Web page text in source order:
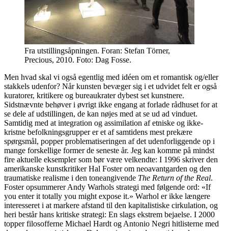
Fra utstillingsåpningen. Foran: Stefan Törner,
Precious, 2010. Foto: Dag Fosse.
Men hvad skal vi også egentlig med idéen om et romantisk og/eller
stakkels udenfor? Når kunsten bevæger sig i et udvidet felt er også
kuratorer, kritikere og bureaukrater dybest set kunstnere.
Sidstnævnte behøver i øvrigt ikke engang at forlade rådhuset for at
se dele af udstillingen, de kan nøjes med at se ud ad vinduet.
Samtidig med at integration og assimilation af etniske og ikke-
kristne befolkningsgrupper er et af samtidens mest prekære
spørgsmål, popper problematiseringen af det udenforliggende op i
mange forskellige former de seneste år. Jeg kan komme på mindst
fire aktuelle eksempler som bør være velkendte: I 1996 skriver den
amerikanske kunstkritiker Hal Foster om neoavantgarden og den
traumatiske realisme i den toneangivende The Return of the Real.
Foster opsummerer Andy Warhols strategi med følgende ord: «If
you enter it totally you might expose it.» Warhol er ikke længere
interesseret i at markere afstand til den kapitalistiske cirkulation, og
heri består hans kritiske strategi: En slags ekstrem bejaelse. I 2000
topper filosofferne Michael Hardt og Antonio Negri hitlisterne med